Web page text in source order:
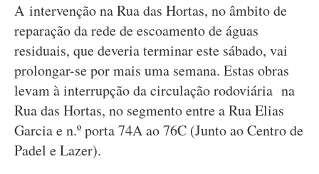
A intervenção na Rua das Hortas, no âmbito de
reparação da rede de escoamento de águas
residuais, que deveria terminar este sábado, vai
prolongar-se por mais uma semana. Estas obras
levam à interrupção da circulação rodoviária na
Rua das Hortas, no segmento entre a Rua Elias
Garcia e n.º porta 74A ao 76C (Junto ao Centro de
Padel e Lazer).